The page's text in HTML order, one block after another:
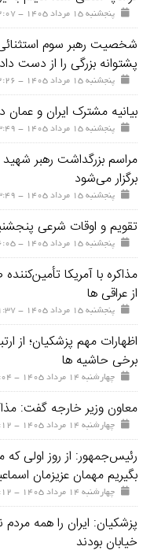
پنجشنبه ۱۵ مرداد ۱۴۰۵ - ۰۸:۰۲:۰۷
شخصیت رهبر سوم
پشتوانه بزرگی را از دست داد
پنجشنبه ۱۵ مرداد ۱۴۰۵ - ۰۱:۱۲:۲۶
بیانیه مشترک ایران و
پنجشنبه ۱۵ مرداد ۱۴۰۵ - ۰۱:۰۳:۴۹
مراسم بزرگداشت رهبر شهید
برگزار می‌شود
پنجشنبه ۱۵ مرداد ۱۴۰۵ - ۰۱:۰۳:۴۹
تقویم و اوقات شرعی پنجشنبه ۱۵ مرداد ۱۴۰۵ به
پنجشنبه ۱۵ مرداد ۱۴۰۵ - ۰۰:۰۶:۰۵
مذاکره با آمریکا
از عراقی ها
پنجشنبه ۱۵ مرداد ۱۴۰۵ - ۰۰:۰۱:۳۷
اظهارات مهم پزشکیان؛ از
برخی حاشیه ها
چهارشنبه ۱۴ مرداد ۱۴۰۵ - ۲۳:۳۱:۰۴
معاون وزیر خارجه گفت:
چهارشنبه ۱۴ مرداد ۱۴۰۵ - ۲۲:۳۴:۱۲
رئیس‌جمهور: از روز اولی
بگیریم مهمان عزیزمان
چهارشنبه ۱۴ مرداد ۱۴۰۵ - ۲۲:۳۴:۱۲
پزشکیان: ایران را همه
خیابان بودند